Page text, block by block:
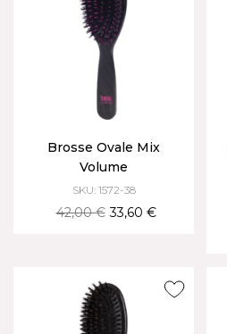
Brosse Ovale Mix
Volume
SKU: 1572-38
42,00 € 33,60 €